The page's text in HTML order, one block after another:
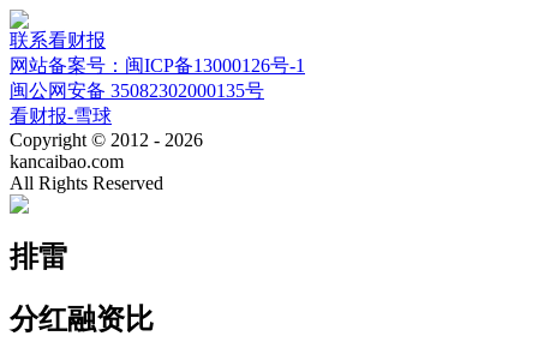
联系看财报
网站备案号：闽ICP备13000126号-1
闽公网安备 35082302000135号
看财报-雪球
Copyright © 2012 - 2026
kancaibao.com
All Rights Reserved
排雷
分红融资比